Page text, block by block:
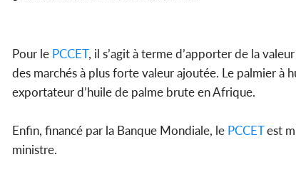
Pour le PCCET, il s’agit à terme d’apporter de la
des marchés à plus forte valeur ajoutée. Le palmier
exportateur d’huile de palme brute en Afrique.
Enfin, financé par la Banque Mondiale, le PCCETest
ministre.